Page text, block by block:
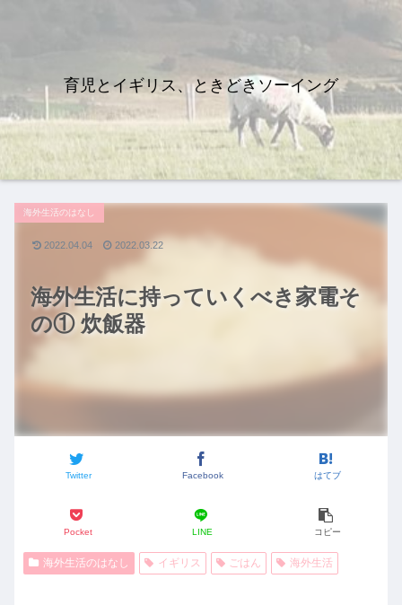
育児とイギリス、ときどきソーイング
海外生活に持っていくべき家電そ
の① 炊飯器
海外生活のはなし
Twitter Facebook はてブ
Pocket LINE コピー
2022.04.04 2022.03.22
海外生活のはなし イギリス ごはん 海外生活